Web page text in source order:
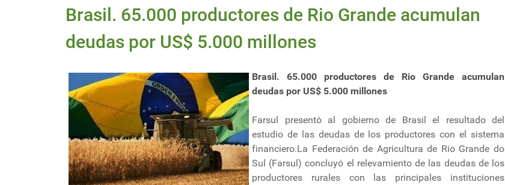
Brasil. 65.000 productores de Rio Grande acumulan
deudas por US$ 5.000 millones
Brasil. 65.000 productores de Rio Grande acumulan
deudas por US$ 5.000 millones
Farsul presentó al gobierno de Brasil el resultado del
estudio de las deudas de los productores con el sistema
financiero.La Federación de Agricultura de Rio Grande do
Sul (Farsul) concluyó el relevamiento de las deudas de los
productores rurales con las principales instituciones